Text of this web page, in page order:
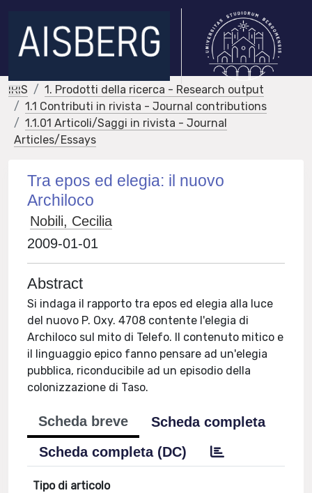
IRIS
1. Prodotti della ricerca - Research output
1.1 Contributi in rivista - Journal contributions
1.1.01 Articoli/Saggi in rivista - Journal
Articles/Essays
Tra epos ed elegia: il nuovo
Archiloco
Nobili, Cecilia
2009-01-01
Abstract
Si indaga il rapporto tra epos ed elegia alla luce
del nuovo P. Oxy. 4708 contente l'elegia di
Archiloco sul mito di Telefo. Il contenuto mitico e
il linguaggio epico fanno pensare ad un'elegia
pubblica, riconducibile ad un episodio della
colonizzazione di Taso.
Scheda breve
Scheda completa
Scheda completa (DC)
Tipo di articolo